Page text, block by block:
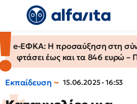
e-ΕΦΚΑ: Η προσαύξηση στη
φτάσει έως και τα 846 ευρώ –
Εκπαίδευση 15.06.2025 - 16:53